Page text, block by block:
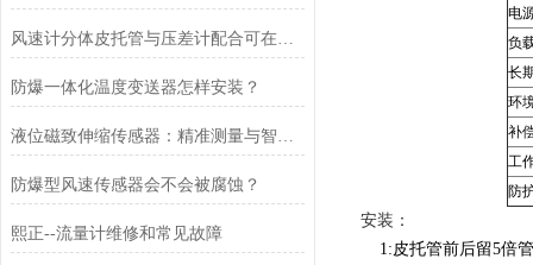
风速计分体皮托管与压差计配合可在哪些场合使用？
防爆一体化温度变送器怎样安装？
液位磁致伸缩传感器：精准测量与智能应用
防爆型风速传感器会不会被腐蚀？
熙正--流量计维修和常见故障
电
负
长
环
补
工
防
安装：
1:皮托管前后留5倍